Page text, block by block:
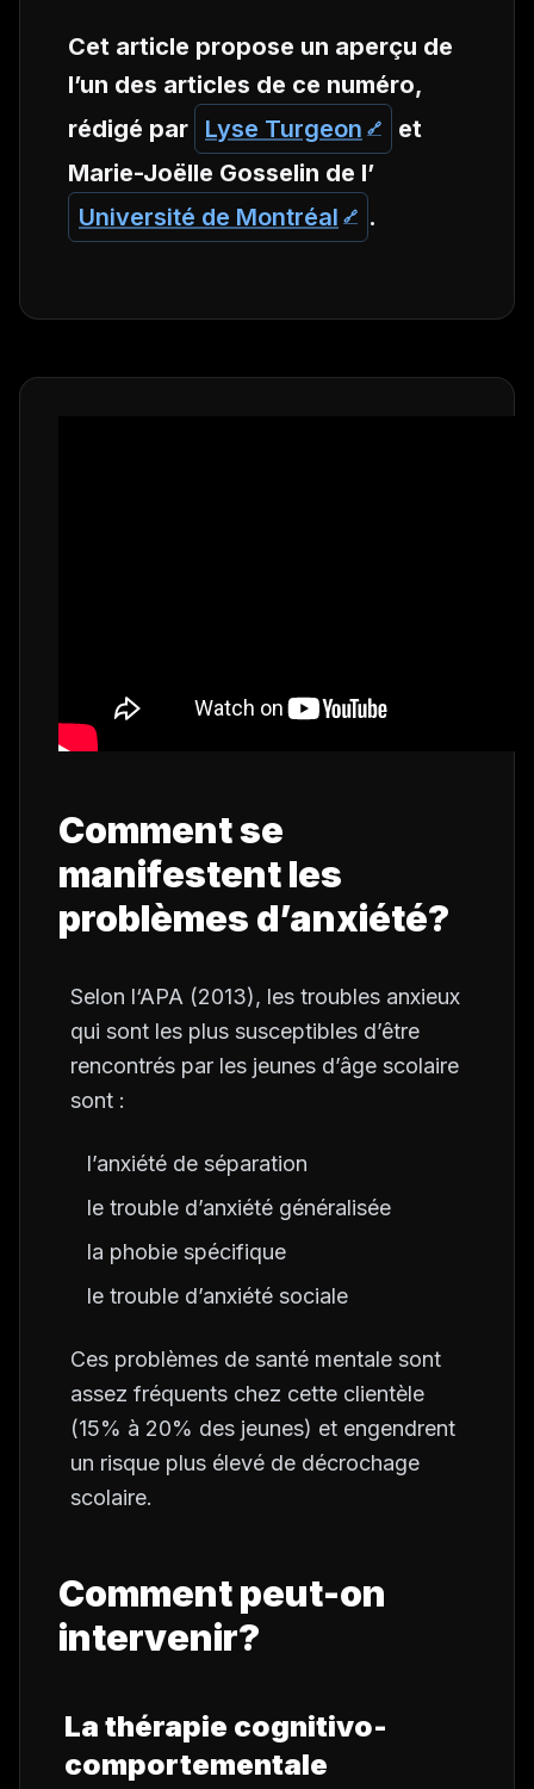
Cet article propose un aperçu de
l’un des articles de ce numéro,
rédigé par
Lyse Turgeon
et
Marie-Joëlle Gosselin de l’
Université de Montréal
.
Comment se
manifestent les
problèmes d’anxiété?
Selon l‘APA (2013), les troubles anxieux
qui sont les plus susceptibles d’être
rencontrés par les jeunes d’âge scolaire
sont :
l’anxiété de séparation
le trouble d’anxiété généralisée
la phobie spécifique
le trouble d’anxiété sociale
Ces problèmes de santé mentale sont
assez fréquents chez cette clientèle
(15% à 20% des jeunes) et engendrent
un risque plus élevé de décrochage
scolaire.
Comment peut-on
intervenir?
La thérapie cognitivo-
comportementale